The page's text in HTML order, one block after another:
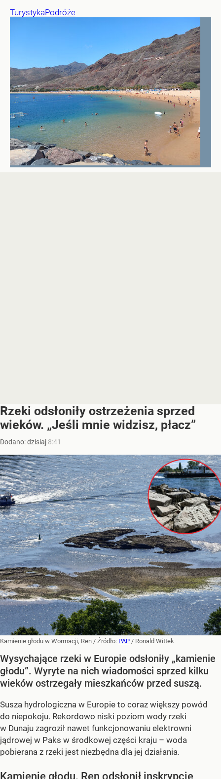
TurystykaPodróże
Rzeki odsłoniły ostrzeżenia sprzed
wieków. „Jeśli mnie widzisz, płacz”
Dodano:dzisiaj 8:41
Kamienie głodu w Wormacji, Ren / Źródło: PAP / Ronald Wittek
Wysychające rzeki w Europie odsłoniły „kamienie
głodu”. Wyryte na nich wiadomości sprzed kilku
wieków ostrzegały mieszkańców przed suszą.
Susza hydrologiczna w Europie to coraz większy powód
do niepokoju. Rekordowo niski poziom wody rzeki
w Dunaju zagroził nawet funkcjonowaniu elektrowni
jądrowej w Paks w środkowej części kraju – woda
pobierana z rzeki jest niezbędna dla jej działania.
Kamienie głodu. Ren odsłonił inskrypcje